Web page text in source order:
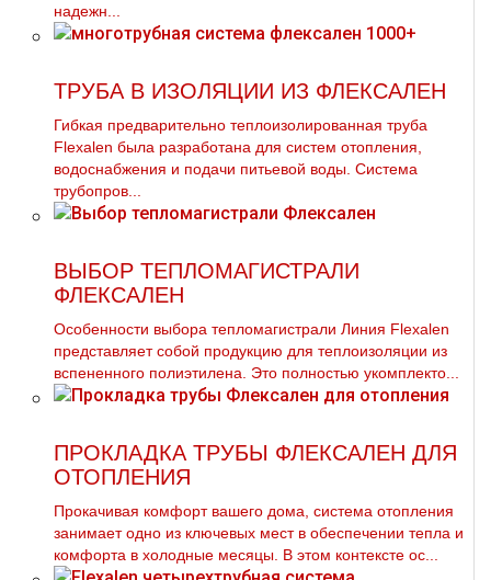
надежн...
ТРУБА В ИЗОЛЯЦИИ ИЗ ФЛЕКСАЛЕН
Гибкая предварительно теплоизолированная труба
Flexalen была разработана для систем отопления,
водоснабжения и подачи питьевой воды. Система
трубопров...
ВЫБОР ТЕПЛОМАГИСТРАЛИ
ФЛЕКСАЛЕН
Особенности выбора тепломагистрали Линия Flехalеn
представляет собой продукцию для теплоизоляции из
вспененного полиэтилена. Это полностью укомплекто...
ПРОКЛАДКА ТРУБЫ ФЛЕКСАЛЕН ДЛЯ
ОТОПЛЕНИЯ
Прокачивая комфорт вашего дома, система отопления
занимает одно из ключевых мест в обеспечении тепла и
комфорта в холодные месяцы. В этом контексте ос...